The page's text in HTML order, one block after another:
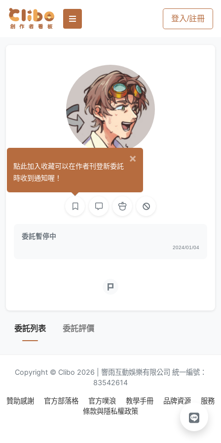
登入/註冊
無雙 (0)
委託暫停中
2024/01/04
委託列表 委託評價
Copyright © Clibo 2026 | 響雨互動娛樂有限公司 統一編號：
83542614
贊助感謝 官方部落格 官方噗浪 教學手冊 品牌資源
服務
條款與隱私權政策
×
點此加入收藏可以在作者刊登新委託
時收到通知喔！